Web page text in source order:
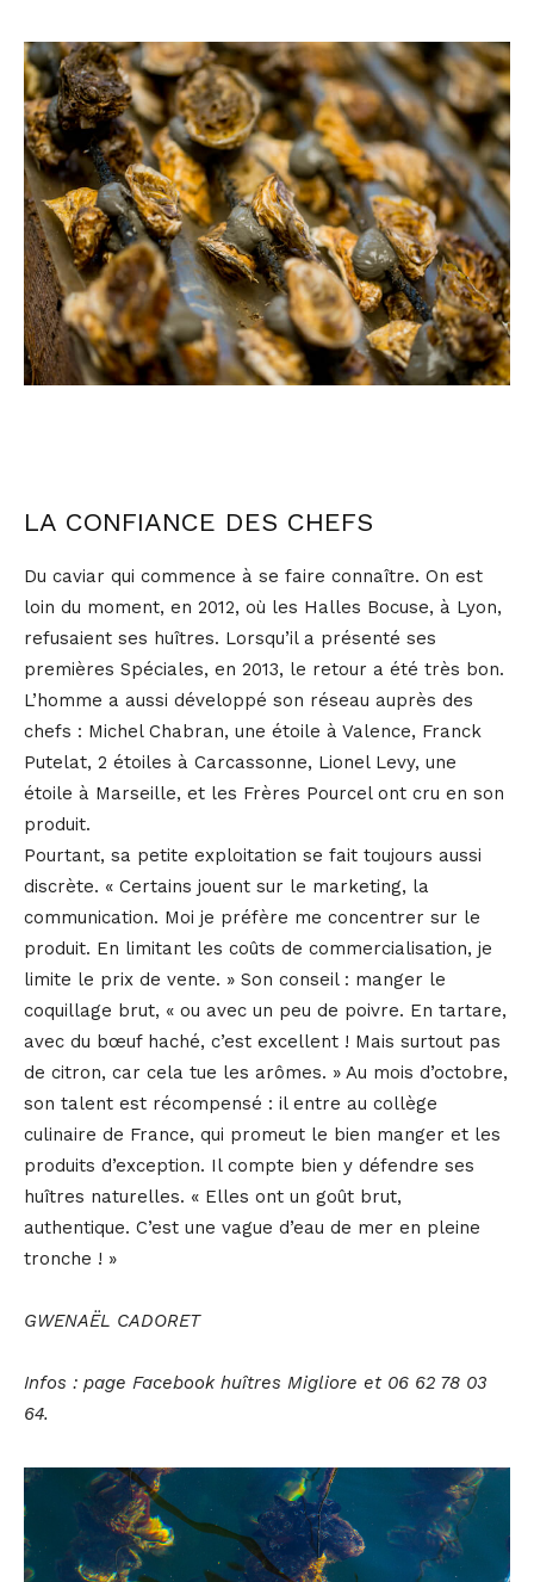
LA CONFIANCE DES CHEFS
Du caviar qui commence à se faire connaître. On est
loin du moment, en 2012, où les Halles Bocuse, à Lyon,
refusaient ses huîtres. Lorsqu’il a présenté ses
premières Spéciales, en 2013, le retour a été très bon.
L’homme a aussi développé son réseau auprès des
chefs : Michel Chabran, une étoile à Valence, Franck
Putelat, 2 étoiles à Carcassonne, Lionel Levy, une
étoile à Marseille, et les Frères Pourcel ont cru en son
produit.
Pourtant, sa petite exploitation se fait toujours aussi
discrète. « Certains jouent sur le marketing, la
communication. Moi je préfère me concentrer sur le
produit. En limitant les coûts de commercialisation, je
limite le prix de vente. » Son conseil : manger le
coquillage brut, « ou avec un peu de poivre. En tartare,
avec du bœuf haché, c’est excellent ! Mais surtout pas
de citron, car cela tue les arômes. » Au mois d’octobre,
son talent est récompensé : il entre au collège
culinaire de France, qui promeut le bien manger et les
produits d’exception. Il compte bien y défendre ses
huîtres naturelles. « Elles ont un goût brut,
authentique. C’est une vague d’eau de mer en pleine
tronche ! »
GWENAËL CADORET
Infos : page Facebook huîtres Migliore et 06 62 78 03
64.